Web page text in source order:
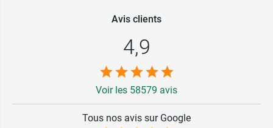
Avis clients
4,9
Voir les 58579 avis
Tous nos avis sur Google